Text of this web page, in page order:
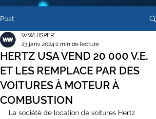
Post
HERTZ USA VEND 20 000 V.E.
ET LES REMPLACE PAR DES
VOITURES À MOTEUR À
COMBUSTION
WWHISPER
23 janv. 2024 2 min de lecture
La société de location de voitures Hertz